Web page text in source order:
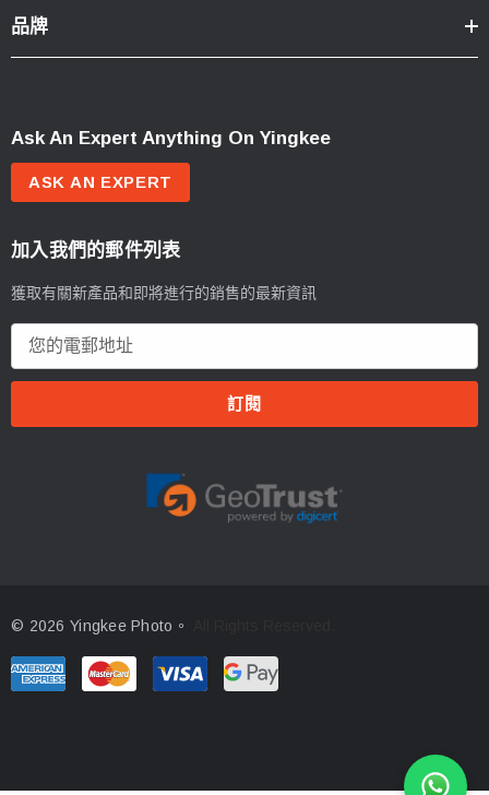
品牌
Ask An Expert Anything On Yingkee
ASK AN EXPERT
加入我們的郵件列表
獲取有關新產品和即將進行的銷售的最新資訊
郵
© 2026 Yingkee Photo。